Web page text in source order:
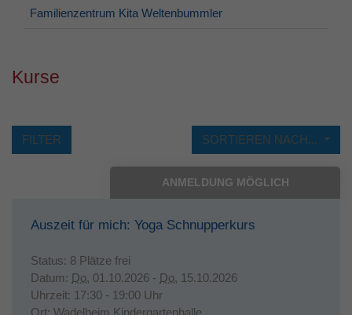
Familienzentrum Kita Weltenbummler
Kurse
SORTIEREN NACH...
FILTER
ANMELDUNG MÖGLICH
Auszeit für mich: Yoga Schnupperkurs
Status: 8 Plätze frei
Datum: Do. 01.10.2026 - Do. 15.10.2026
Uhrzeit: 17:30 - 19:00 Uhr
Ort: Wadelheim Kindergartenhalle